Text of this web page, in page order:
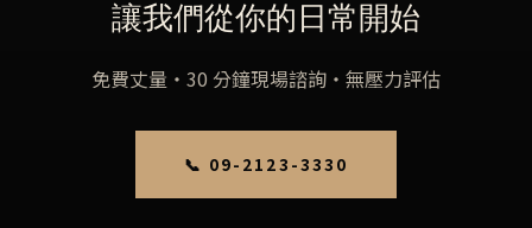
讓我們從你的日常開始
免費丈量・30 分鐘現場諮詢・無壓力評估
📞 09-2123-3330